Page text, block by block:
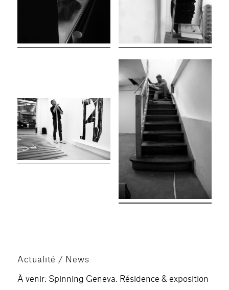
Actualité / News
À venir: Spinning Geneva: Résidence & exposition